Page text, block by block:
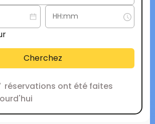
Cherchez
réservations ont été faites